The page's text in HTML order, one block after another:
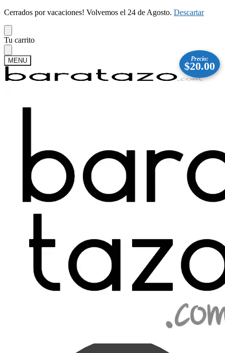
Cerrados por vacaciones! Volvemos el 24 de Agosto. Descartar
Skip
to
navigation
Skip
to
content
Tu carrito
MENU
Mi cuenta
Precio:
$20.00